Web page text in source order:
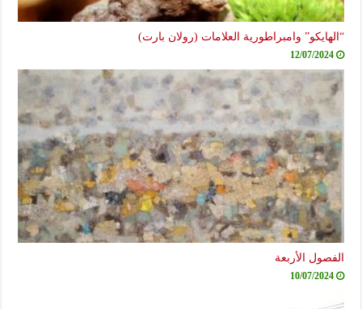
“الهايكو” وامبراطورية العلامات (رولان بارت)
12/07/2024
الفصول الأربعة
10/07/2024